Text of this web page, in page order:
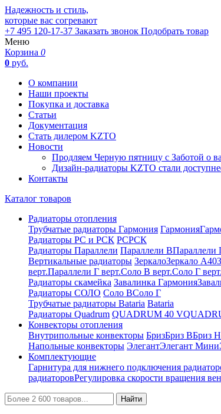
Надежность и стиль,
которые вас согревают
+7 495 120-17-37 Заказать звонок Подобрать товар
Меню
Корзина 0
0 руб.
О компании
Наши проекты
Покупка и доставка
Статьи
Документация
Стать дилером KZTO
Новости
Продляем Черную пятницу с Заботой о
Дизайн-радиаторы KZTO стали
Контакты
Каталог товаров
Радиаторы отопления
Трубчатые радиаторы Гармония Гармония
Радиаторы РС и РСК РСРСК
Радиаторы Параллели Параллели ВПараллели
Вертикальные радиаторы ЗеркалоЗеркало А40
верт.Параллели Г верт.Соло В верт.Соло Г верт.
Радиаторы скамейка Завалинка Гармония
Радиаторы СОЛО Соло ВСоло Г
Трубчатые радиаторы Bataria Bataria
Радиаторы Quadrum QUADRUM 40 V
Конвекторы отопления
Внутрипольные конвекторы БризБриз ВБриз
Напольные конвекторы ЭлегантЭлегант Мини
Комплектующие
Гарнитура для нижнего подключения
радиаторовРегулировка скорости вращения
Найти